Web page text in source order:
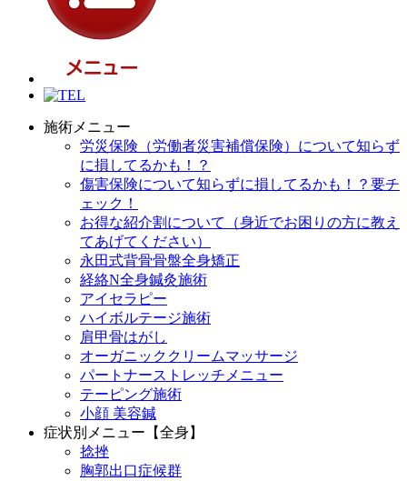
施術メニュー
労災保険（労働者災害補償保険）について知らず
に損してるかも！？
傷害保険について知らずに損してるかも！？要チ
ェック！
お得な紹介割について（身近でお困りの方に教え
てあげてください）
永田式背骨骨盤全身矯正
経絡N全身鍼灸施術
アイセラピー
ハイボルテージ施術
肩甲骨はがし
オーガニッククリームマッサージ
パートナーストレッチメニュー
テーピング施術
小顔 美容鍼
症状別メニュー【全身】
捻挫
胸郭出口症候群